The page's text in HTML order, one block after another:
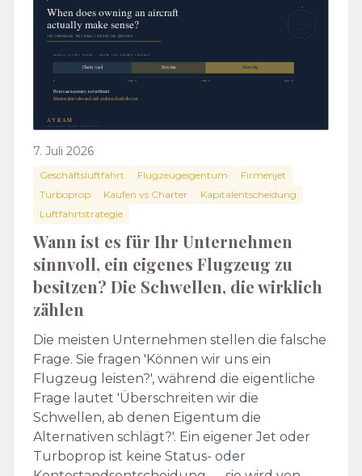
7. Juli 2026
Geschäftsluftfahrt Flugzeugeigentum
Firmenjet
Turboprop
Kaufen vs Charter
Kapitalentscheidung
Luftfahrtstrategie
Wann ist es für Ihr Unternehmen
sinnvoll, ein eigenes Flugzeug zu
besitzen? Die Schwellen, die wirklich
zählen
Die meisten Unternehmen stellen die falsche
Frage. Sie fragen 'Können wir uns ein
Flugzeug leisten?', während die eigentliche
Frage lautet 'Überschreiten wir die
Schwellen, ab denen Eigentum die
Alternativen schlägt?'. Ein eigener Jet oder
Turboprop ist keine Status- oder